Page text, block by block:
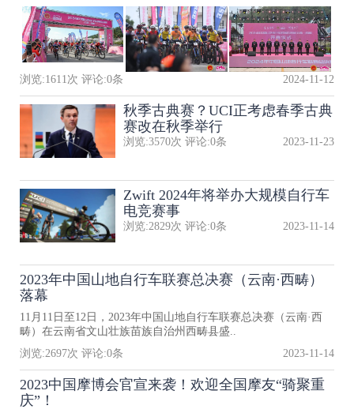
浏览:1611 次 评论:0条 2024-11-12
秋季古典赛？UCI正考虑春季古典
赛改在秋季举行
浏览:3570次 评论:0条 2023-11-23
Zwift 2024年将举办大规模自行车
电竞赛事
浏览:2829次 评论:0条 2023-11-14
2023年中国山地自行车联赛总决赛（云南·西畴）
落幕
11月11日至12日，2023年中国山地自行车联赛总决赛（云南·西
畴）在云南省文山壮族苗族自治州西畴县盛..
浏览:2697次 评论:0条 2023-11-14
2023中国摩博会官宣来袭！欢迎全国摩友“骑聚重
庆”！